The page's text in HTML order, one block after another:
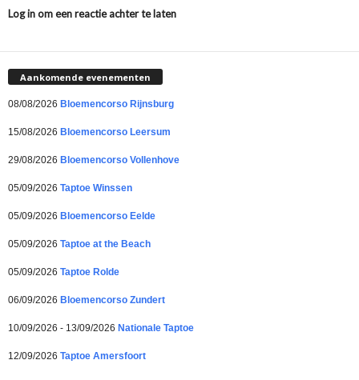
Log in om een reactie achter te laten
Aankomende evenementen
08/08/2026 Bloemencorso Rijnsburg
15/08/2026 Bloemencorso Leersum
29/08/2026 Bloemencorso Vollenhove
05/09/2026 Taptoe Winssen
05/09/2026 Bloemencorso Eelde
05/09/2026 Taptoe at the Beach
05/09/2026 Taptoe Rolde
06/09/2026 Bloemencorso Zundert
10/09/2026 - 13/09/2026 Nationale Taptoe
12/09/2026 Taptoe Amersfoort